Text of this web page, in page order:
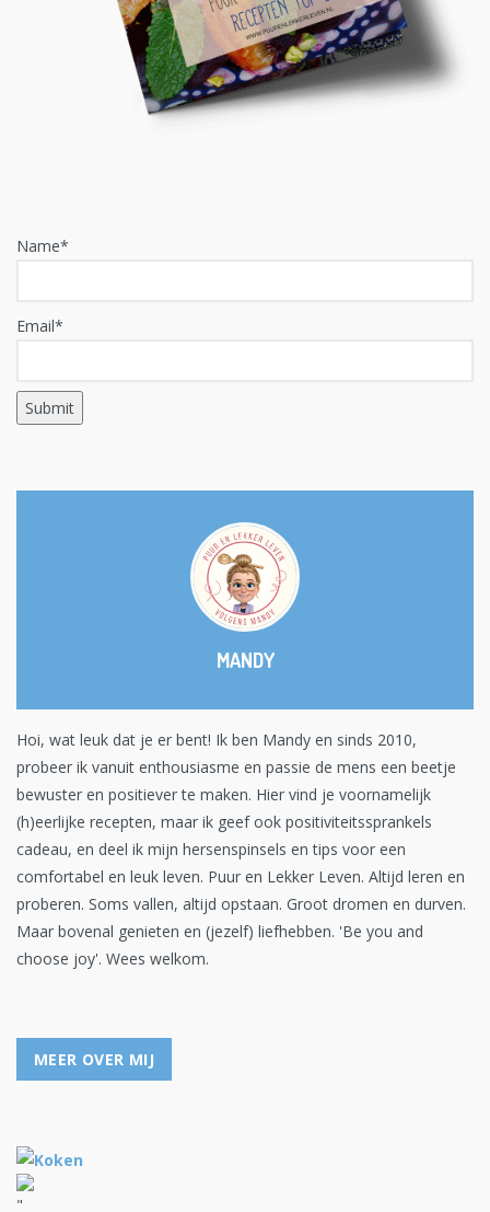
Name*
Email*
MANDY
Hoi, wat leuk dat je er bent! Ik ben Mandy en sinds 2010,
probeer ik vanuit enthousiasme en passie de mens een beetje
bewuster en positiever te maken. Hier vind je voornamelijk
(h)eerlijke recepten, maar ik geef ook positiviteitssprankels
cadeau, en deel ik mijn hersenspinsels en tips voor een
comfortabel en leuk leven. Puur en Lekker Leven. Altijd leren en
proberen. Soms vallen, altijd opstaan. Groot dromen en durven.
Maar bovenal genieten en (jezelf) liefhebben. 'Be you and
choose joy'. Wees welkom.
MEER OVER MIJ